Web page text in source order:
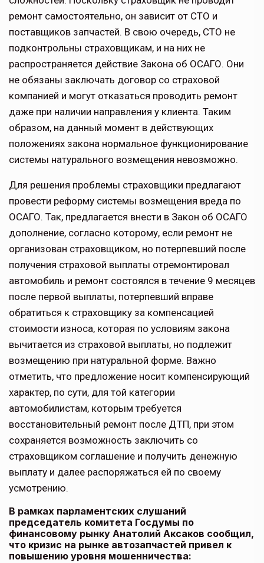
ремонт самостоятельно, он зависит от СТО и
поставщиков запчастей. В свою очередь, СТО не
подконтрольны страховщикам, и на них не
распространяется действие Закона об ОСАГО. Они
не обязаны заключать договор со страховой
компанией и могут отказаться проводить ремонт
даже при наличии направления у клиента. Таким
образом, на данный момент в действующих
положениях закона нормальное функционирование
системы натурального возмещения невозможно.
Для решения проблемы страховщики предлагают
провести реформу системы возмещения вреда по
ОСАГО. Так, предлагается внести в Закон об ОСАГО
дополнение, согласно которому, если ремонт не
организован страховщиком, но потерпевший после
получения страховой выплаты отремонтировал
автомобиль и ремонт состоялся в течение 9 месяцев
после первой выплаты, потерпевший вправе
обратиться к страховщику за компенсацией
стоимости износа, которая по условиям закона
вычитается из страховой выплаты, но подлежит
возмещению при натуральной форме. Важно
отметить, что предложение носит компенсирующий
характер, по сути, для той категории
автомобилистам, которым требуется
восстановительный ремонт после ДТП, при этом
сохраняется возможность заключить со
страховщиком соглашение и получить денежную
выплату и далее распоряжаться ей по своему
усмотрению.
В рамках парламентских слушаний
председатель комитета Госдумы по
финансовому рынку Анатолий Аксаков сообщил,
что кризис на рынке автозапчастей привел к
повышению уровня мошенничества: